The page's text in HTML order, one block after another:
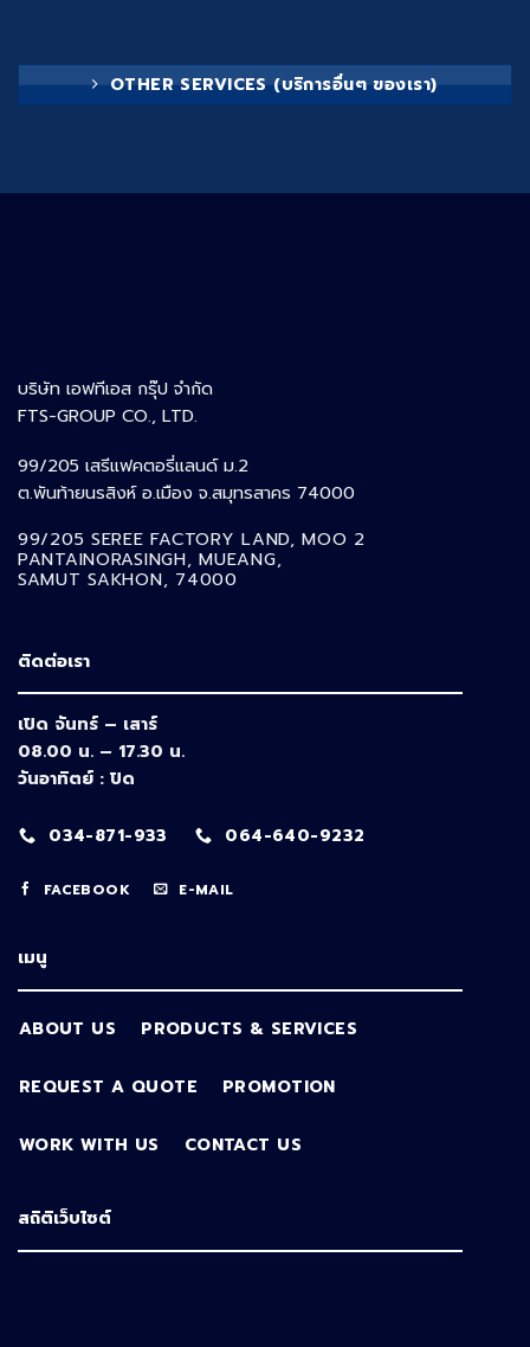
OTHER SERVICES (บริการอื่นๆ ของเรา)
บริษัท เอฟทีเอส กรุ๊ป จำกัด
FTS-GROUP CO., LTD.
99/205 เสรีแฟคตอรี่แลนด์ ม.2
ต.พันท้ายนรสิงห์ อ.เมือง จ.สมุทรสาคร 74000
99/205 SEREE FACTORY LAND, MOO 2
PANTAINORASINGH,MUEANG,
SAMUT SAKHON, 74000
ติดต่อเรา
เปิด จันทร์ – เสาร์
08.00 น. – 17.30 น.
วันอาทิตย์ : ปิด
034-871-933 064-640-9232
FACEBOOK E-MAIL
เมนู
ABOUT US PRODUCTS & SERVICES
REQUEST A QUOTE PROMOTION
WORK WITH US CONTACT US
สถิติเว็บไซต์